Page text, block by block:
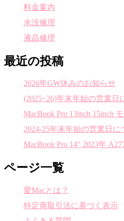
料金案内
水没修理
液晶修理
最近の投稿
2026年GW休みのお知らせ
(2025~26)年末年始の営業日
MacBook Pro 13inch 15inch
2024-25年末年始の営業日に
MacBook Pro 14″ 2023年
ページ一覧
愛Macとは？
特定商取引法に基づく表示